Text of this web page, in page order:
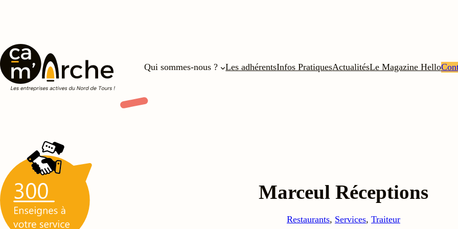
Qui sommes-nous ? Les adhérentsInfos PratiquesActualitésLe Magazine Hello
Marceul Réceptions
Restaurants, Services, Traiteur